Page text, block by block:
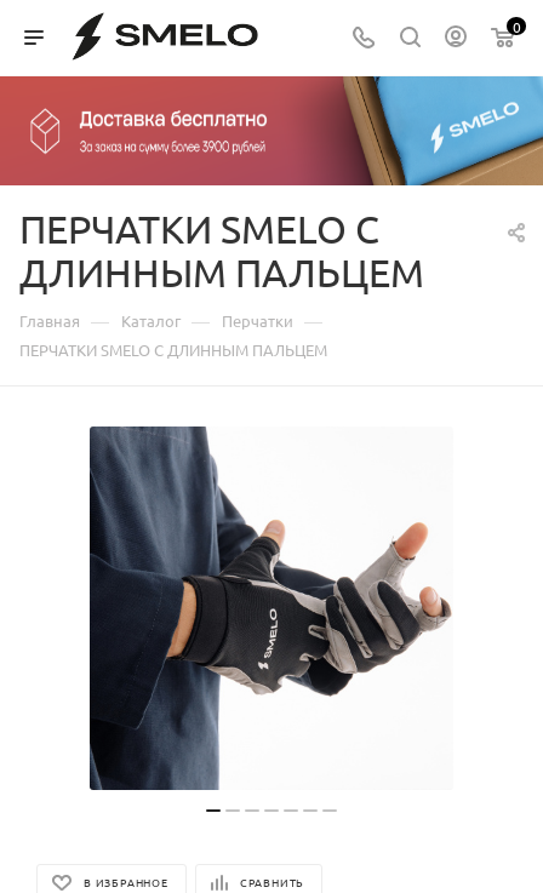
0
ПЕРЧАТКИ SMELO С
ДЛИННЫМ ПАЛЬЦЕМ
Главная — Каталог — Перчатки —
ПЕРЧАТКИ SMELO С ДЛИННЫМ ПАЛЬЦЕМ
В ИЗБРАННОЕ СРАВНИТЬ